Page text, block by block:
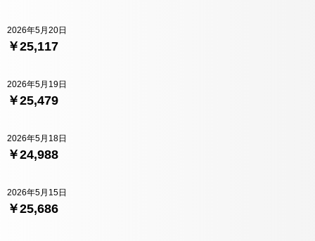
￥25,117
2026年5月20日
￥25,479
2026年5月19日
￥24,988
2026年5月18日
￥25,686
2026年5月15日